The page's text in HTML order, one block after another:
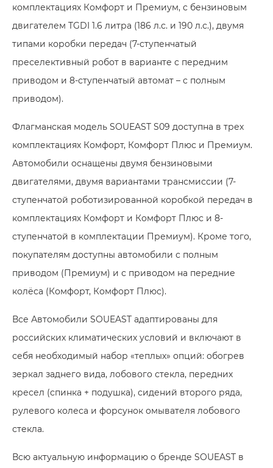
комплектациях Комфорт и Премиум, с бензиновым
двигателем TGDI 1.6 литра (186 л.с. и 190 л.с.), двумя
типами коробки передач (7-ступенчатый
преселективный робот в варианте с передним
приводом и 8-ступенчатый автомат – с полным
приводом).
Флагманская модель SOUEAST S09 доступна в трех
комплектациях Комфорт, Комфорт Плюс и Премиум.
Автомобили оснащены двумя бензиновыми
двигателями, двумя вариантами трансмиссии (7-
ступенчатой роботизированной коробкой передач в
комплектациях Комфорт и Комфорт Плюс и 8-
ступенчатой в комплектации Премиум). Кроме того,
покупателям доступны автомобили с полным
приводом (Премиум) и с приводом на передние
колёса (Комфорт, Комфорт Плюс).
Все Автомобили SOUEAST адаптированы для
российских климатических условий и включают в
себя необходимый набор «теплых» опций: обогрев
зеркал заднего вида, лобового стекла, передних
кресел (спинка + подушка), сидений второго ряда,
рулевого колеса и форсунок омывателя лобового
стекла.
Всю актуальную информацию о бренде SOUEAST в